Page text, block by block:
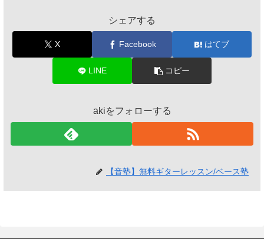
シェアする
X Facebook はてブ
LINE コピー
akiをフォローする
【音塾】無料ギターレッスン/ベース塾